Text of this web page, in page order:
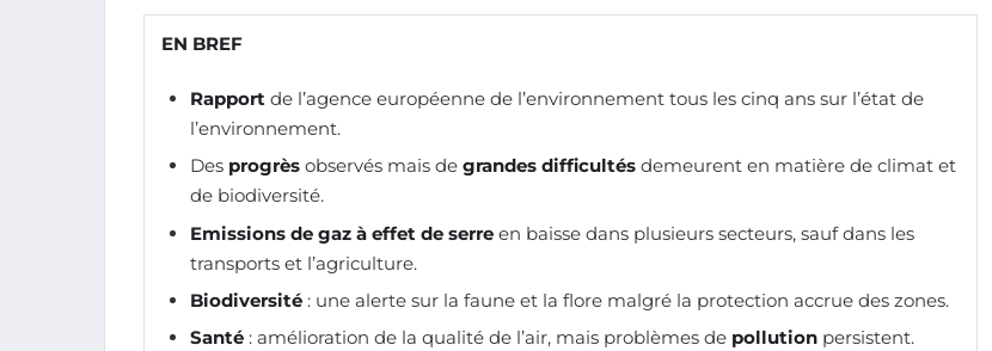
EN BREF
Rapport de l’agence européenne de l’environnement tous les cinq ans sur l’état de
l’environnement.
Des progrès observés mais de grandes difficultés demeurent en matière de climat et
de biodiversité.
Emissions de gaz à effet de serre en baisse dans plusieurs secteurs, sauf dans les
transports et l’agriculture.
Biodiversité : une alerte sur la faune et la flore malgré la protection accrue des zones.
Santé : amélioration de la qualité de l’air, mais problèmes de pollution persistent.